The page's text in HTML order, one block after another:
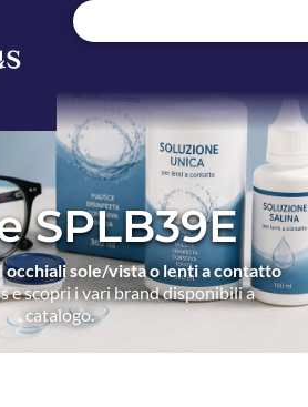
SPLB39E
occhiali sole/vista o lenti a contatto
e scopri i vari brand disponibili a
catalogo.